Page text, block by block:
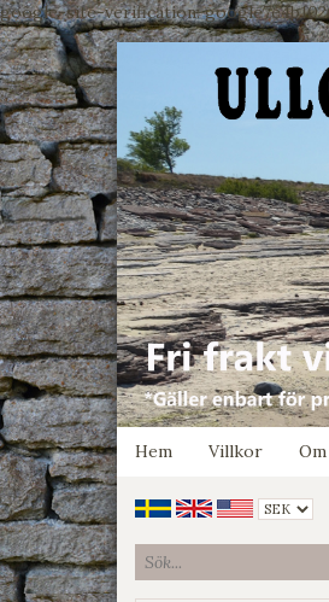
google-site-verification:
Hem
Villkor